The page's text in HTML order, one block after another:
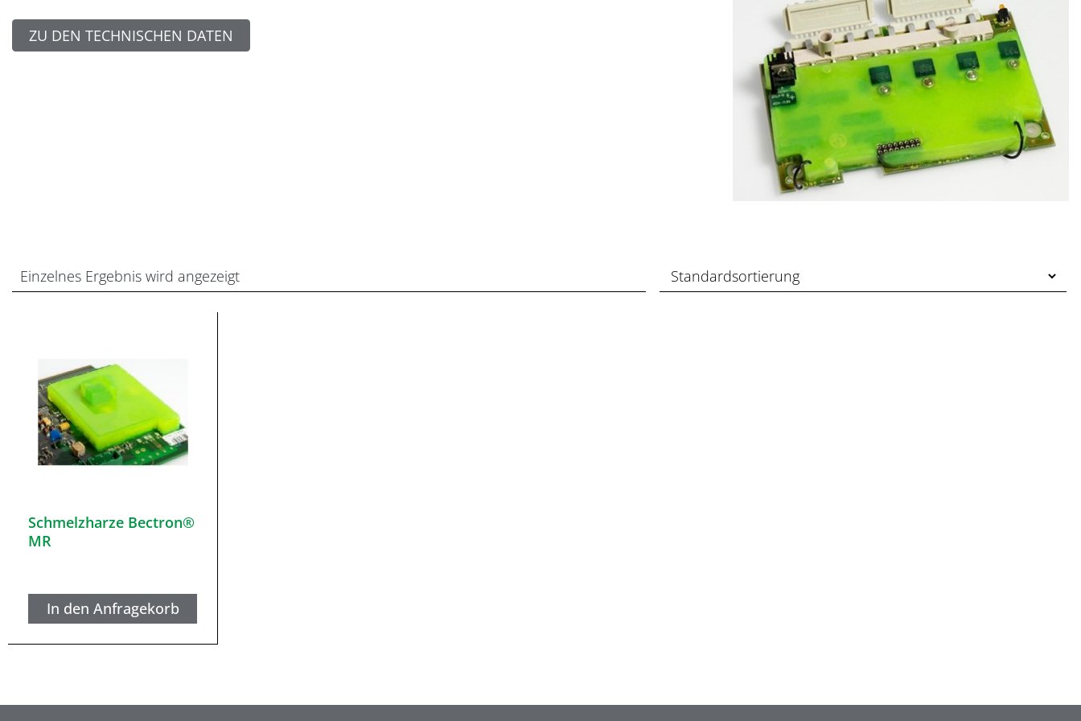
ZU DEN TECHNISCHEN DATEN
Einzelnes Ergebnis wird angezeigt
Schmelzharze Bectron®
MR
In den Anfragekorb